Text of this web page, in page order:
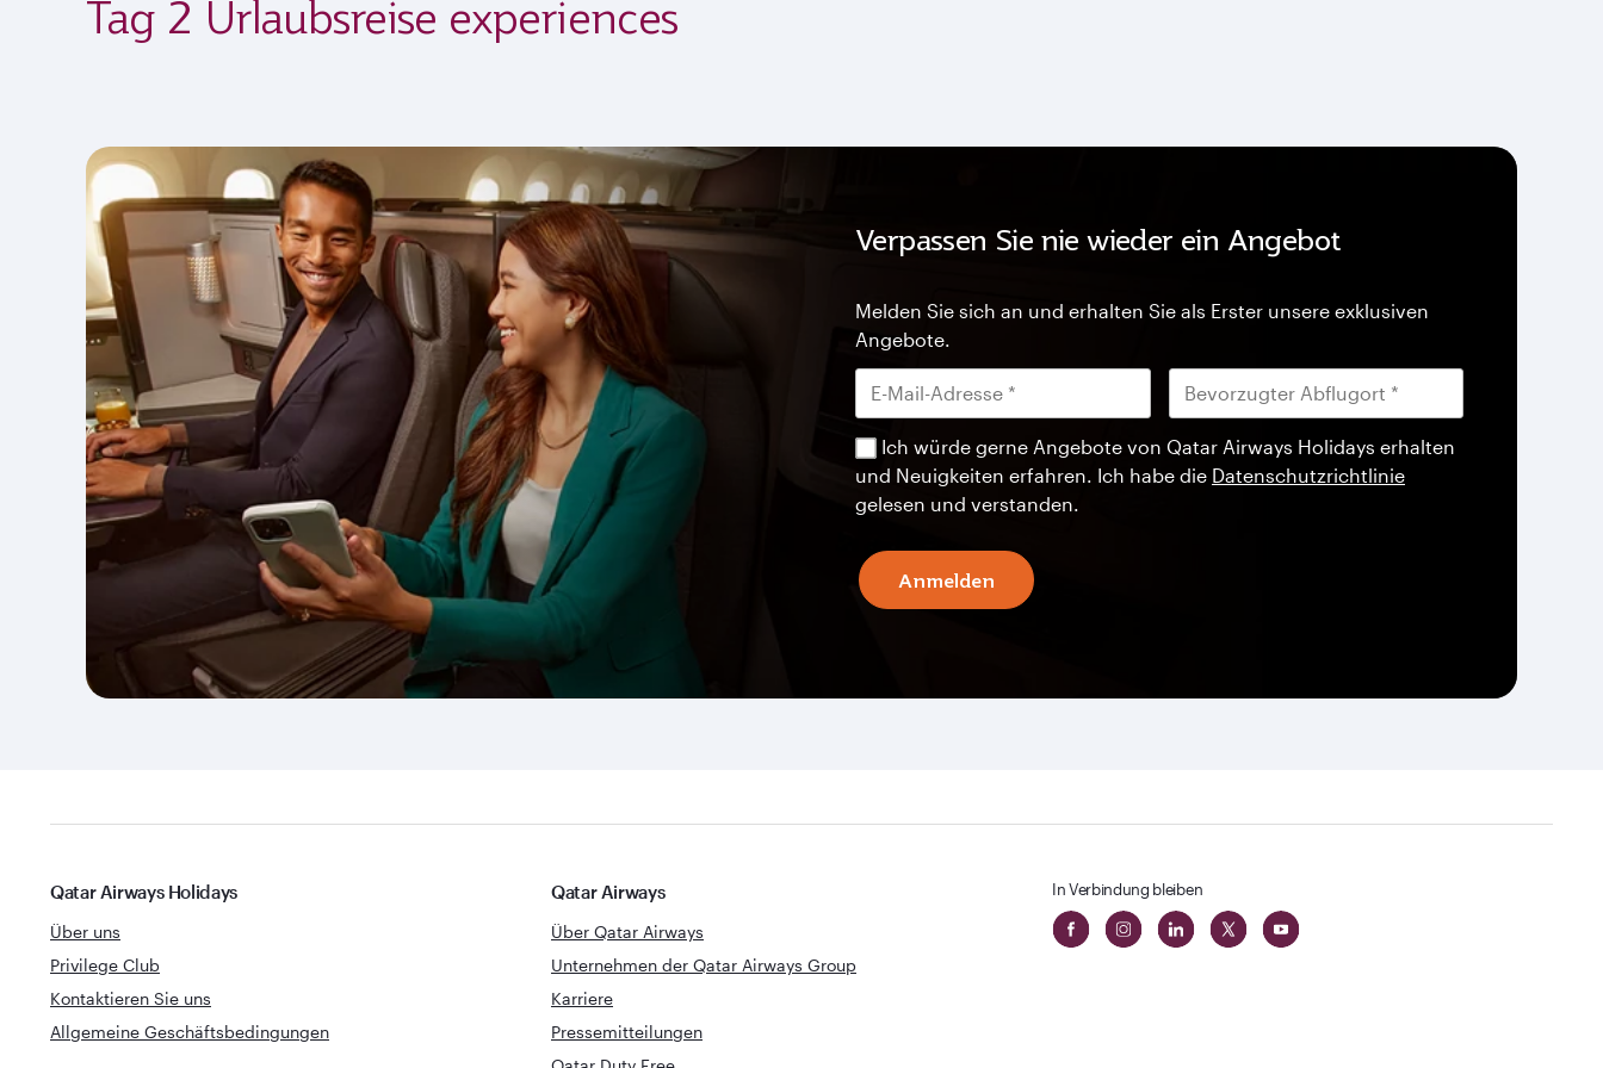
Tag 2 Urlaubsreise experiences
Verpassen Sie nie wieder ein Angebot
Melden Sie sich an und erhalten Sie als Erster unsere exklusiven
Angebote.
Ich würde gerne Angebote von Qatar Airways Holidays erhalten
und Neuigkeiten erfahren. Ich habe die Datenschutzrichtlinie
gelesen und verstanden.
Anmelden
Qatar Airways Holidays
Über uns
Privilege Club
Kontaktieren Sie uns
Allgemeine Geschäftsbedingungen
Qatar Airways
Über Qatar Airways
Unternehmen der Qatar Airways Group
Karriere
Pressemitteilungen
In Verbindung bleiben